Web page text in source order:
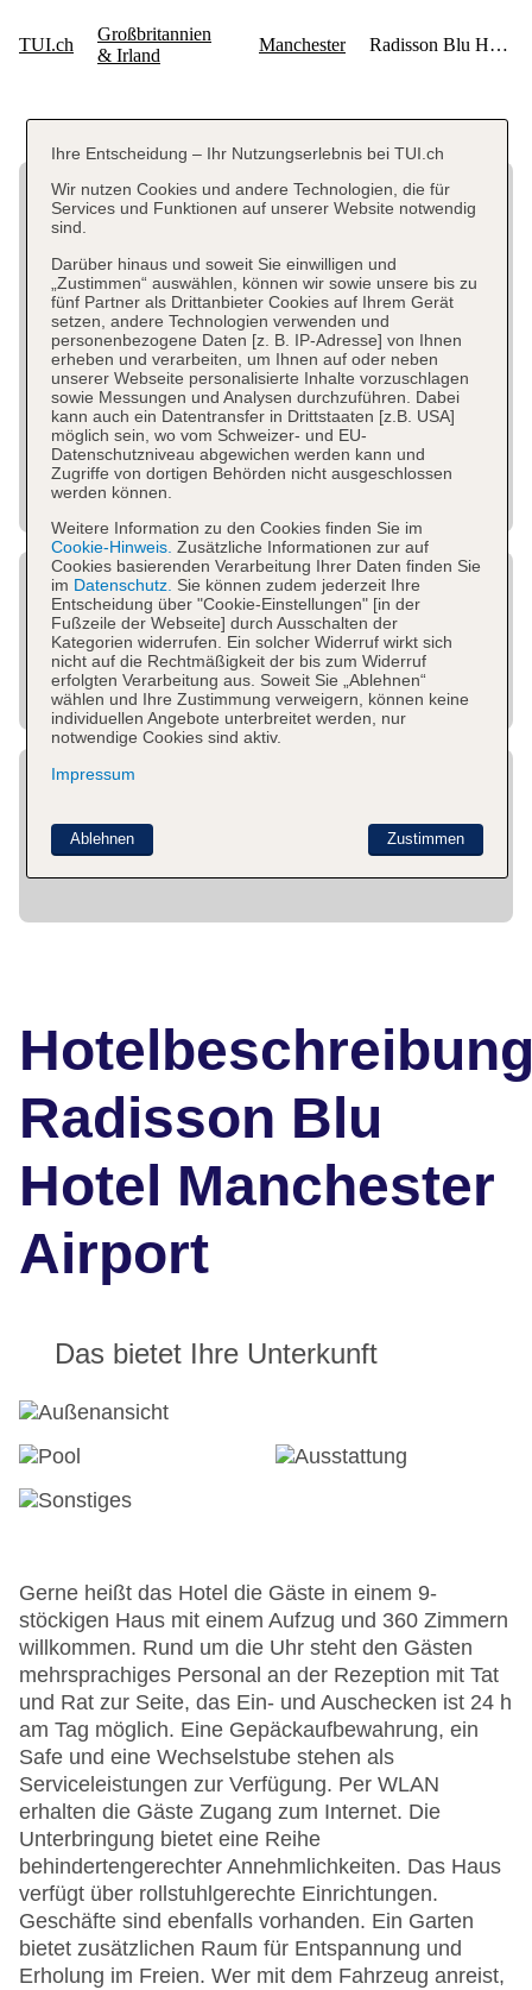
Radisson Blu
Hotel Manchester
Airport
Das bietet Ihre Unterkunft
Gerne heißt das Hotel die Gäste in einem 9-
stöckigen Haus mit einem Aufzug und 360 Zimmern
willkommen. Rund um die Uhr steht den Gästen
mehrsprachiges Personal an der Rezeption mit Tat
und Rat zur Seite, das Ein- und Auschecken ist 24 h
am Tag möglich. Eine Gepäckaufbewahrung, ein
Safe und eine Wechselstube stehen als
Serviceleistungen zur Verfügung. Per WLAN
erhalten die Gäste Zugang zum Internet. Die
Unterbringung bietet eine Reihe
behindertengerechter Annehmlichkeiten. Das Haus
verfügt über rollstuhlgerechte Einrichtungen.
Geschäfte sind ebenfalls vorhanden. Ein Garten
bietet zusätzlichen Raum für Entspannung und
Erholung im Freien. Wer mit dem Fahrzeug anreist,
Ihre Entscheidung – Ihr Nutzungserlebnis bei TUI.ch
Wir nutzen Cookies und andere Technologien, die für
Services und Funktionen auf unserer Website notwendig
sind.
Darüber hinaus und soweit Sie einwilligen und
„Zustimmen“ auswählen, können wir sowie unsere bis zu
fünf Partner als Drittanbieter Cookies auf Ihrem Gerät
setzen, andere Technologien verwenden und
personenbezogene Daten [z. B. IP-Adresse] von Ihnen
erheben und verarbeiten, um Ihnen auf oder neben
unserer Webseite personalisierte Inhalte vorzuschlagen
sowie Messungen und Analysen durchzuführen. Dabei
kann auch ein Datentransfer in Drittstaaten [z.B. USA]
möglich sein, wo vom Schweizer- und EU-
Datenschutzniveau abgewichen werden kann und
Zugriffe von dortigen Behörden nicht ausgeschlossen
werden können.
Weitere Information zu den Cookies finden Sie im
Cookie-Hinweis. Zusätzliche Informationen zur auf
Cookies basierenden Verarbeitung Ihrer Daten finden Sie
im Datenschutz. Sie können zudem jederzeit Ihre
Entscheidung über "Cookie-Einstellungen" [in der
Fußzeile der Webseite] durch Ausschalten der
Kategorien widerrufen. Ein solcher Widerruf wirkt sich
nicht auf die Rechtmäßigkeit der bis zum Widerruf
erfolgten Verarbeitung aus. Soweit Sie „Ablehnen“
wählen und Ihre Zustimmung verweigern, können keine
individuellen Angebote unterbreitet werden, nur
notwendige Cookies sind aktiv.
Impressum
Zustimmen
Ablehnen